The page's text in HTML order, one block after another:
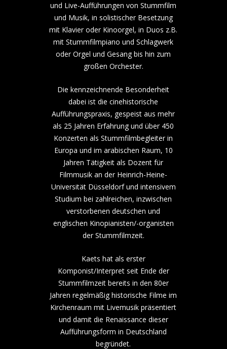
und Live-Aufführungen von Stummfilm
und Musik, in solistischer Besetzung
mit Klavier oder Kinoorgel, in Duos z.B.
mit Stummfilmpiano und Schlagwerk
oder Orgel und Gesang bis hin zum
großen Orchester.
Die kennzeichnende Besonderheit
dabei ist die cinehistorische
Aufführungspraxis, gespeist aus mehr
als 25 Jahren Erfahrung und über 450
Konzerten als Stummfilmbegleiter in
Europa und im arabischen Raum, 10
Jahren Tätigkeit als Dozent für
Filmmusik an der Heinrich-Heine-
Universität Düsseldorf und intensivem
Studium bei zahlreichen, inzwischen
verstorbenen deutschen und
englischen Kinopianisten/-organisten
der Stummfilmzeit.
Kaets hat als erster
Komponist/Interpret seit Ende der
Stummfilmzeit bereits in den 80er
Jahren regelmäßig historische Filme im
Kirchenraum mit Livemusik präsentiert
und damit die Renaissance dieser
Aufführungsform in Deutschland
begründet.